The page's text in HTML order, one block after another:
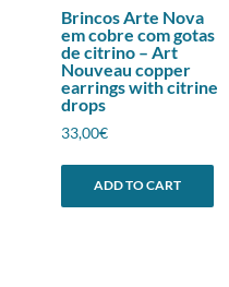
Brincos Arte Nova
em cobre com gotas
de citrino – Art
Nouveau copper
earrings with citrine
drops
33,00€
ADD TO CART